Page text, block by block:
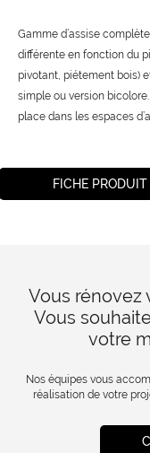
Gamme d’assise
différente en fonction du
pivotant, piétement bois)
simple ou version
place dans les espaces
FICHE PRODUIT
Vous rénovez
Vous
votre
Nos équipes vous
réalisation de votre